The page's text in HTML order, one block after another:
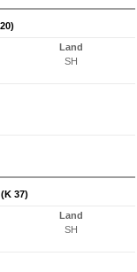
Land
SH
37)
Land
SH